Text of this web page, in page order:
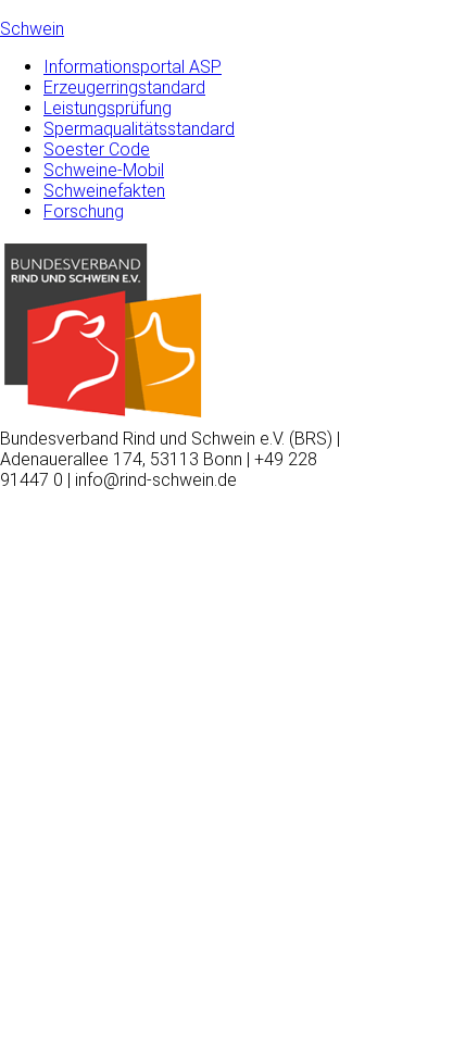
Schwein
Informationsportal ASP
Erzeugerringstandard
Leistungsprüfung
Spermaqualitätsstandard
Soester Code
Schweine-Mobil
Schweinefakten
Forschung
Bundesverband Rind und Schwein e.V. (BRS) |
Adenauerallee 174, 53113 Bonn | +49 228
91447 0 | info@rind-schwein.de